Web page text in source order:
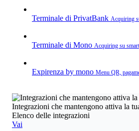
Terminale di PrivatBank Acquiring
Terminale di Mono Acquiring su
Expirenza by mono Menu QR,
Integrazioni che mantengono attiva la
Elenco delle integrazioni
Vai